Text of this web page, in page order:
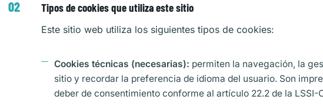
Tipos de cookies que utiliza este sitio
Este sitio web utiliza los siguientes tipos de cookies:
Cookies técnicas (necesarias): permiten la navegación, la
sitio y recordar la preferencia de idioma del usuario. Son
deber de consentimiento conforme al artículo 22.2 de la LSSI-